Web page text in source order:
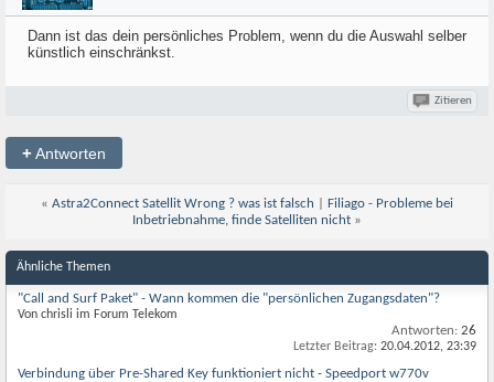
Dann ist das dein persönliches Problem, wenn du die Auswahl selber
künstlich einschränkst.
Zitieren
+Antworten
« Astra2Connect Satellit Wrong ? was ist falsch
Filiago - Probleme bei
Inbetriebnahme, finde Satelliten nicht »
Ähnliche Themen
"Call and Surf Paket" - Wann kommen die "persönlichen Zugangsdaten"?
Von chrisli im Forum Telekom
Antworten: 26
Letzter Beitrag: 20.04.2012, 23:39
Verbindung über Pre-Shared Key funktioniert nicht - Speedport w770v